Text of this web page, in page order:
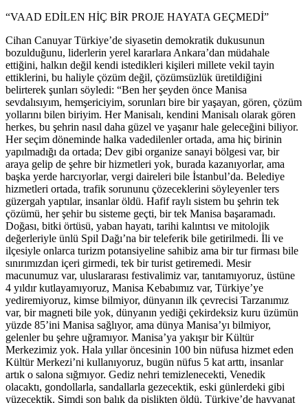
“VAAD EDİLEN HİÇ BİR PROJE HAYATA GEÇMEDİ”
Cihan Canuyar Türkiye’de siyasetin demokratik dukusunun
bozulduğunu, liderlerin yerel kararlara Ankara’dan müdahale
ettiğini, halkın değil kendi istedikleri kişileri millete vekil tayin
ettiklerini, bu haliyle çözüm değil, çözümsüzlük üretildiğini
belirterek şunları söyledi: “Ben her şeyden önce Manisa
sevdalısıyım, hemşericiyim, sorunları bire bir yaşayan, gören, çözüm
yollarını bilen biriyim. Her Manisalı, kendini Manisalı olarak gören
herkes, bu şehrin nasıl daha güzel ve yaşanır hale geleceğini biliyor.
Her seçim döneminde halka vadedilenler ortada, ama hiç birinin
yapılmadığı da ortada; Dev gibi organize sanayi bölgesi var, bir
araya gelip de şehre bir hizmetleri yok, burada kazanıyorlar, ama
başka yerde harcıyorlar, vergi daireleri bile İstanbul’da. Belediye
hizmetleri ortada, trafik sorununu çözeceklerini söyleyenler ters
güzergah yaptılar, insanlar öldü. Hafif raylı sistem bu şehrin tek
çözümü, her şehir bu sisteme geçti, bir tek Manisa başaramadı.
Doğası, bitki örtüsü, yaban hayatı, tarihi kalıntısı ve mitolojik
değerleriyle ünlü Spil Dağı’na bir teleferik bile getirilmedi. İli ve
ilçesiyle onlarca turizm potansiyeline sahibiz ama bir tur firması bile
sınırımızdan içeri girmedi, tek bir turist getiremedi. Mesir
macunumuz var, uluslararası festivalimiz var, tanıtamıyoruz, üstüne
4 yıldır kutlayamıyoruz, Manisa Kebabımız var, Türkiye’ye
yediremiyoruz, kimse bilmiyor, dünyanın ilk çevrecisi Tarzanımız
var, bir magneti bile yok, dünyanın yediği çekirdeksiz kuru üzümün
yüzde 85’ini Manisa sağlıyor, ama dünya Manisa’yı bilmiyor,
gelenler bu şehre uğramıyor. Manisa’ya yakışır bir Kültür
Merkezimiz yok. Hala yıllar öncesinin 100 bin nüfusa hizmet eden
Kültür Merkezi’ni kullanıyoruz, bugün nüfus 5 kat arttı, insanlar
artık o salona sığmıyor. Gediz nehri temizlenecekti, Venedik
olacaktı, gondollarla, sandallarla gezecektik, eski günlerdeki gibi
yüzecektik. Şimdi son balık da pislikten öldü. Türkiye’de hayvanat